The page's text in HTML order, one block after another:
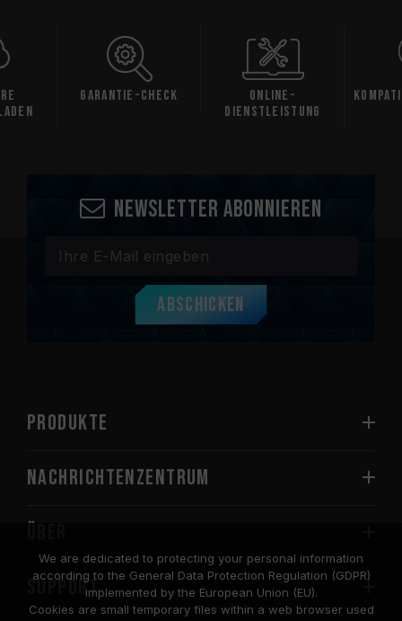
Garantie-Check
Online-
Dienstleistung
Newsletter abonnieren
Abschicken
PRODUKTE
Nachrichtenzentrum
SUPPORT
We are dedicated to protecting your personal information
according to the General Data Protection Regulation (GDPR)
implemented by the European Union (EU).
Cookies are small temporary files within a web browser used